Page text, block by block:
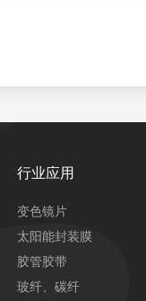
行业应用
变色镜片
太阳能封装膜
胶管胶带
玻纤、碳纤